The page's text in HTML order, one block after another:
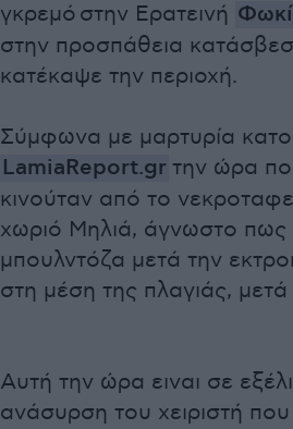
γκρεμό στην Ερατεινή
στην προσπάθεια
κατέκαψε την περιοχή.
Σύμφωνα με μαρτυρία
LamiaReport.gr την ώρα
κινούταν από το
χωριό Μηλιά, άγνωστο
μπουλντόζα μετά την
στη μέση της πλαγιάς,
Αυτή την ώρα ειναι σε
ανάσυρση του χειριστή